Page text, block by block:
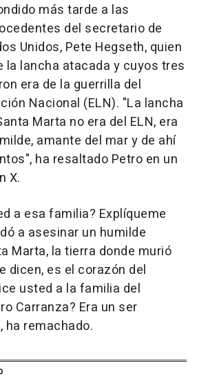
más tarde a las
del secretario de
Unidos, Pete Hegseth, quien
la lancha atacada y cuyos tres
era de la guerrilla del
Nacional (ELN). "La lancha
Marta no era del ELN, era
amante del mar y de ahí
ha resaltado Petro en un
X.
a esa familia? Explíqueme
a asesinar un humilde
Marta, la tierra donde murió
dicen, es el corazón del
usted a la familia del
Carranza? Era un ser
ha remachado.